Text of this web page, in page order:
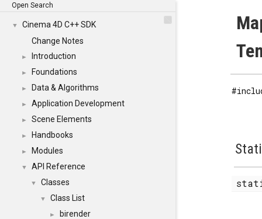
Open Search
▼
Cinema 4D C++ SDK
Change Notes
► Introduction
► Foundations
► Data & Algorithms
► Application Development
► Scene Elements
► Handbooks
► Modules
▼ API Reference
▼ Classes
▼ Class List
► birender